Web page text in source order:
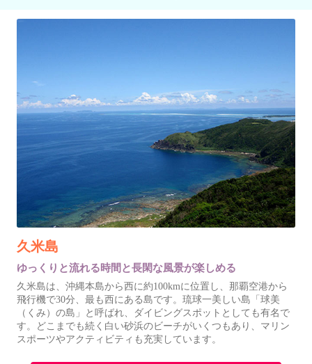
久米島
ゆっくりと流れる時間と長閑な風景が楽しめる
久米島は、沖縄本島から西に約100kmに位置し、那覇空港から
飛行機で30分、最も西にある島です。琉球一美しい島「球美
（くみ）の島」と呼ばれ、ダイビングスポットとしても有名で
す。どこまでも続く白い砂浜のビーチがいくつもあり、マリン
スポーツやアクティビティも充実しています。